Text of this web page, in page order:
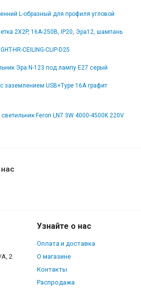
L-образный для профиля угловой
2X2P, 16A-250В, IP20, Эра12, шампань
HR-CEILING-CLIP-D25
Эра N-123 под лампу Е27 серый
заземлением USB+Type 16А графит
Feron LN7 3W 4000-4500K 220V
2
Узнайте о нас
Оплата и доставка
О магазине
Контакты
Распродажа